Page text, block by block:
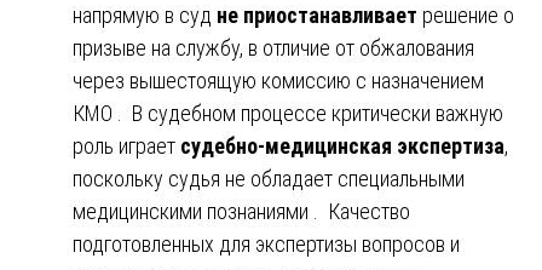
напрямую в суд не приостанавливает решение о
призыве на службу, в отличие от обжалования
через вышестоящую комиссию с назначением
КМО . В судебном процессе критически важную
роль играет судебно-медицинская экспертиза,
поскольку судья не обладает специальными
медицинскими познаниями . Качество
подготовленных для экспертизы вопросов и